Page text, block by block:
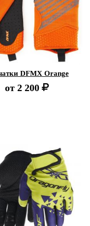
DFMX Orange
от 2 200